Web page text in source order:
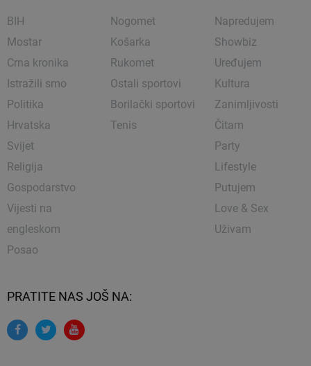
BIH
Mostar
Crna kronika
Istražili smo
Politika
Hrvatska
Svijet
Religija
Gospodarstvo
Vijesti na
engleskom
Posao
Nogomet
Košarka
Rukomet
Ostali sportovi
Borilački sportovi
Tenis
Napredujem
Showbiz
Uređujem
Kultura
Zanimljivosti
Čitam
Party
Lifestyle
Putujem
Love & Sex
Uživam
PRATITE NAS JOŠ NA: